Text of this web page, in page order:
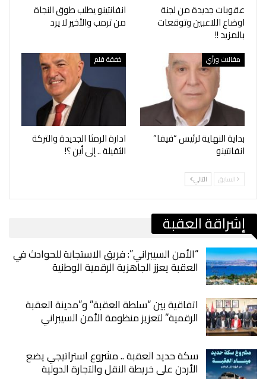
عقوبات جديدة من لجنة
اوضاع اللاعبين وتوقعات
بالمزيد !!
انفانتينو يطلب طوق النجاة
من ترمب والأخير لا يرد
مقالات ورأي
بداية النهاية لرئيس “فيفا”
انفانتينو
خفقة قلم
ادارة الرمثا الجديدة والتركة
الثقيلة .. إلى أين ؟!
السابق التالي
إشراقة العقبة
“الأمن السيبراني”: فريق الاستجابة للحوادث في
العقبة يعزز الجاهزية الرقمية الوطنية
اتفاقية بين “سلطة العقبة” و”مدينة العقبة
الرقمية” لتعزيز منظومة الأمن السيبراني
سكة حديد العقبة .. مشروع استراتيجي يضع
الأردن على خريطة النقل والتجارة الدولية